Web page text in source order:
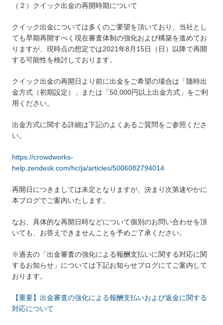
（２）クイック出金の再開時期について
クイック出金については多くのご要望を頂いており、当社とし
ても早期再開すべく現在審査体制の強化および構築を進めてお
りますが、現時点の想定では2021年8月15日（日）以降で再開
する可能性を検討しております。
クイック出金の再開日より前に出金をご希望の場合は「随時出
金方式（初期設定）」または「50,000円以上出金方式」をご利
用ください。
出金方式に関する詳細は下記のよくあるご質問をご参照くださ
い。
https://crowdworks-
help.zendesk.com/hc/ja/articles/5006082794014
再開日につきましては未定となりますが、決まり次第速やかに
本ブログでご案内いたします。
なお、具体的な再開日時などについて個別のお問い合わせを頂
いても、お答えできませんことを予めご了承ください。
※過去の「出金審査の強化による報酬支払いに関する対応に関
するお知らせ」については下記お知らせブログにてご案内して
おります。
【重要】出金審査の強化による報酬支払いおよび返金に関する
対応について